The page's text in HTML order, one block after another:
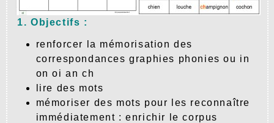
1. Objectifs :
renforcer la mémorisation des
correspondances graphies phonies ou in
on oi an ch
lire des mots
mémoriser des mots pour les reconnaître
immédiatement : enrichir le corpus